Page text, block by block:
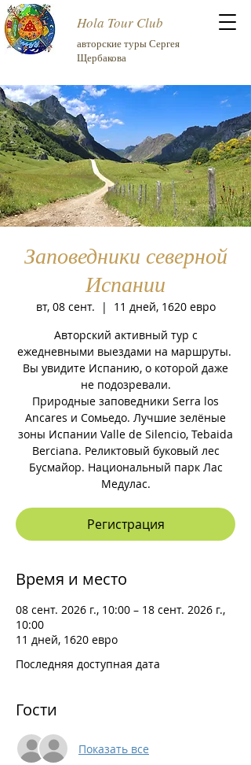
Hola Tour Club
авторские туры Сергея
Щербакова
Заповедники северной
Испании
вт, 08 сент.
  |
11 дней, 1620 евро
Авторский активный тур с
ежедневными выездами на маршруты.
Вы увидите Испанию, о которой даже
не подозревали.
Природные заповедники Serra los
Ancares и Сомьедо. Лучшие зелёные
зоны Испании Valle de Silencio, Tebaida
Berciana. Реликтовый буковый лес
Бусмайор. Национальный парк Лас
Медулас.
Регистрация
Время и место
08 сент. 2026 г., 10:00 – 18 сент. 2026 г.,
10:00
11 дней, 1620 евро
Последняя доступная дата
Гости
Показать все